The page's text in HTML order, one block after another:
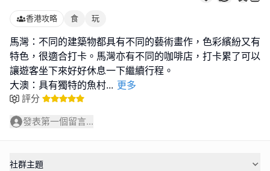
香港攻略 食 玩
馬灣：不同的建築物都具有不同的藝術畫作，色彩繽紛又有
特色，很適合打卡。馬灣亦有不同的咖啡店，打卡累了可以
讓遊客坐下來好好休息一下繼續行程。
大澳：具有獨特的魚村... 更多
評分
發表第一個留言...
社群主題